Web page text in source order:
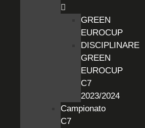
GREEN
EUROCUP
DISCIPLINARE
GREEN
EUROCUP
C7
2023/2024
Campionato
C7